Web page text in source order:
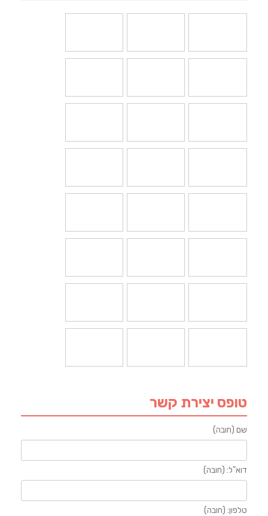
טופס יצירת קשר
שם (חובה)
דוא"ל: (חובה)
טלפון: (חובה)